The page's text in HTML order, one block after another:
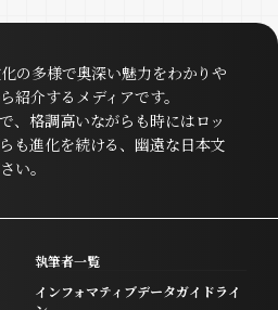
の多様で奥深い魅力をわかりや
紹介するメディアです。
、格調高いながらも時にはロッ
も進化を続ける、幽遠な日本文
い。
執筆者一覧
インフォマティブデータガイドライ